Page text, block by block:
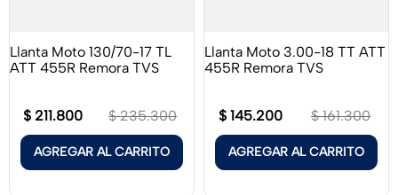
Llanta Moto 130/70-17 TL
ATT 455R Remora TVS
$ 235.300
$ 211.800
AGREGAR AL CARRITO
Llanta Moto 3.00-18 TT ATT
455R Remora TVS
$ 161.300
$ 145.200
AGREGAR AL CARRITO